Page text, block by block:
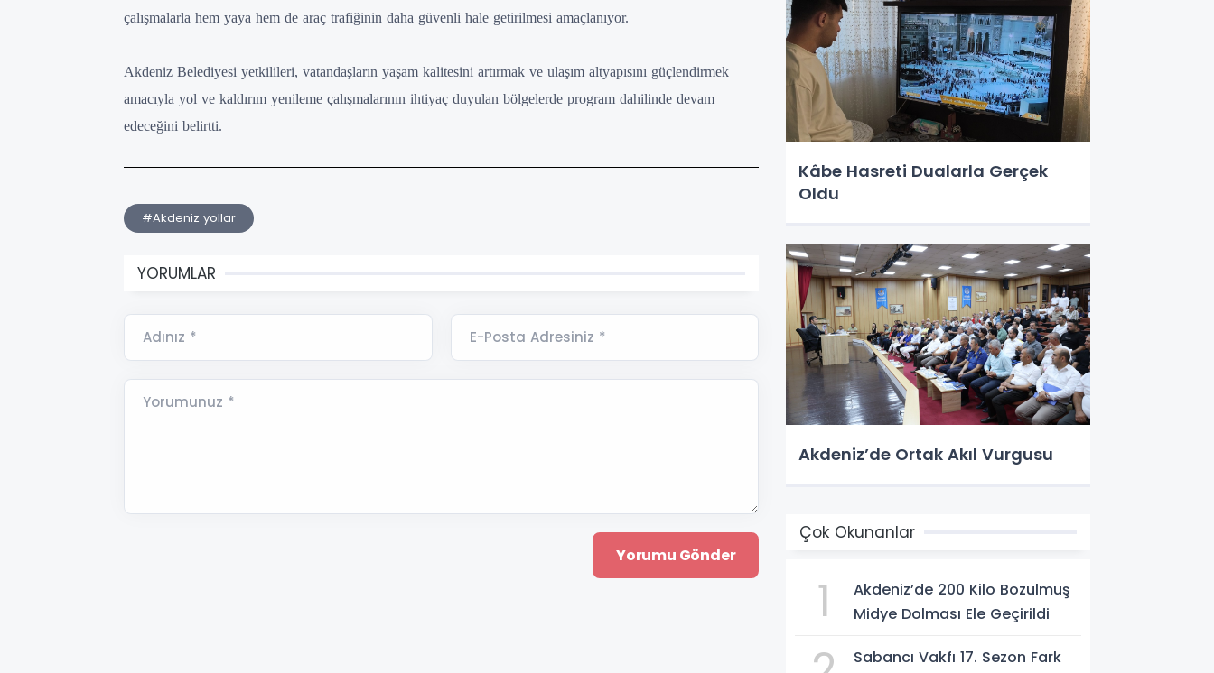
çalışmalarla hem yaya hem de araç trafiğinin daha güvenli hale getirilmesi amaçlanıyor.
Akdeniz Belediyesi yetkilileri, vatandaşların yaşam kalitesini artırmak ve ulaşım altyapısını güçlendirmek
amacıyla yol ve kaldırım yenileme çalışmalarının ihtiyaç duyulan bölgelerde program dahilinde devam
edeceğini belirtti.
#Akdeniz yollar
YORUMLAR
Adınız * E-Posta Adresiniz *
Yorumunuz *
Kâbe Hasreti Dualarla Gerçek
Oldu
Akdeniz’de Ortak Akıl Vurgusu
Çok Okunanlar
1
Akdeniz’de 200 Kilo Bozulmuş
Midye Dolması Ele Geçirildi
Sabancı Vakfı 17. Sezon Fark